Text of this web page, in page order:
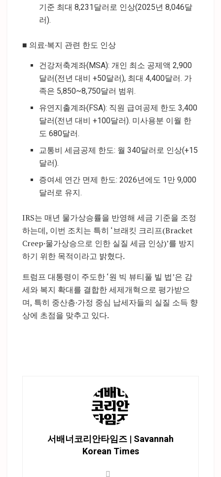
기준 최대 8,231달러로 인상(2025년 8,046달
러).
■ 의료·복지 관련 한도 인상
건강저축계좌(MSA): 개인 최소 공제액 2,900
달러(전년 대비 +50달러), 최대 4,400달러. 가
족은 5,850~8,750달러 범위.
유연지출계좌(FSA): 직원 급여공제 한도 3,400
달러(전년 대비 +100달러). 미사용분 이월 한
도 680달러.
교통비 세금공제 한도: 월 340달러로 인상(+15
달러).
증여세 연간 면제 한도: 2026년에도 1만 9,000
달러로 유지.
IRS는 매년 물가상승률을 반영해 세금 기준을 조정
하는데, 이번 조치는 특히 ‘브래킷 크리프(Bracket
Creep·물가상승으로 인한 실질 세금 인상)’를 방지
하기 위한 목적이라고 밝혔다.
트럼프 대통령이 주도한 ‘원 빅 뷰티풀 빌 법’은 감
세와 복지 확대를 결합한 세제개혁으로 평가받으
며, 특히 중산층·가정 중심 납세자들의 실질 소득 향
상에 초점을 맞추고 있다.
서배너코리안타임즈 | Savannah
Korean Times